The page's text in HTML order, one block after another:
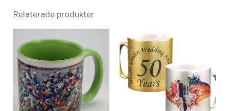
Relaterade produkter